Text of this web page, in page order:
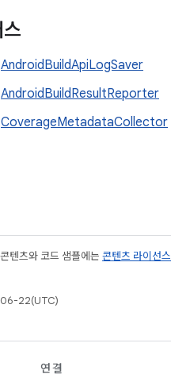
AndroidBuildApiLogSaver
AndroidBuildResultReporter
CoverageMetadataCollector
텐츠와 코드 샘플에는 콘텐츠 라이선스
22(UTC)
연결